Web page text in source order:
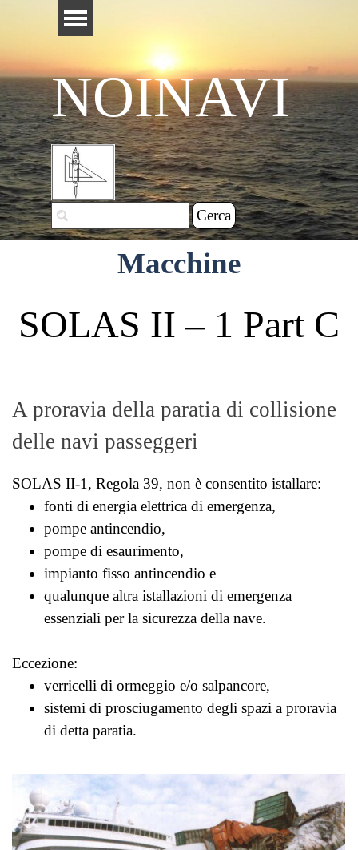
Salta menù
NOINAVI
Cerca
Macchine
SOLAS II – 1 Part C
A proravia della paratia di collisione
delle navi passeggeri
SOLAS II-1, Regola 39, non è consentito istallare:
fonti di energia elettrica di emergenza,
pompe antincendio,
pompe di esaurimento,
impianto fisso antincendio e
qualunque altra istallazioni di emergenza
essenziali per la sicurezza della nave.
Eccezione:
verricelli di ormeggio e/o salpancore,
sistemi di prosciugamento degli spazi a proravia
di detta paratia.